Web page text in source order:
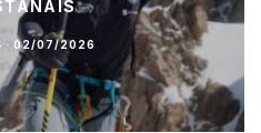
· 02/07/2026